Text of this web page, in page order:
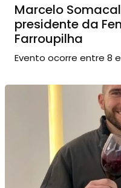
Marcelo
presidente da
Farroupilha
Evento ocorre entre 8